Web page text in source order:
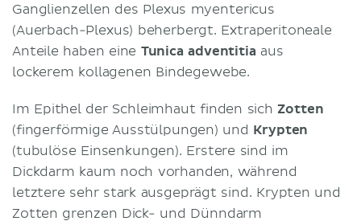
Ganglienzellen des Plexus myentericus
(Auerbach-Plexus) beherbergt. Extraperitoneale
Anteile haben eine Tunica adventitia aus
lockerem kollagenen Bindegewebe.
Im Epithel der Schleimhaut finden sichZotten
(fingerförmige Ausstülpungen) und Krypten
(tubulöse Einsenkungen). Erstere sind im
Dickdarm kaum noch vorhanden, während
letztere sehr stark ausgeprägt sind. Krypten und
Zotten grenzen Dick- und Dünndarm